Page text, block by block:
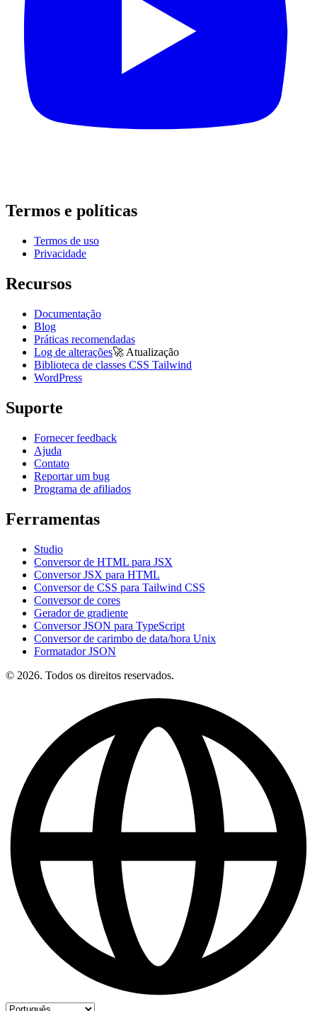
Termos e políticas
Termos de uso
Privacidade
Recursos
Documentação
Blog
Práticas recomendadas
Log de alterações🚀 Atualização
Biblioteca de classes CSS Tailwind
WordPress
Suporte
Fornecer feedback
Ajuda
Contato
Reportar um bug
Programa de afiliados
Ferramentas
Studio
Conversor de HTML para JSX
Conversor JSX para HTML
Conversor de CSS para Tailwind CSS
Conversor de cores
Gerador de gradiente
Conversor JSON para TypeScript
Conversor de carimbo de data/hora Unix
Formatador JSON
© 2026. Todos os direitos reservados.